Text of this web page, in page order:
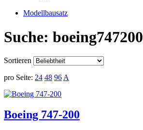
Modellbausatz
Suche: boeing747200
Sortieren
pro Seite: 24 48 96 A
Boeing 747-200